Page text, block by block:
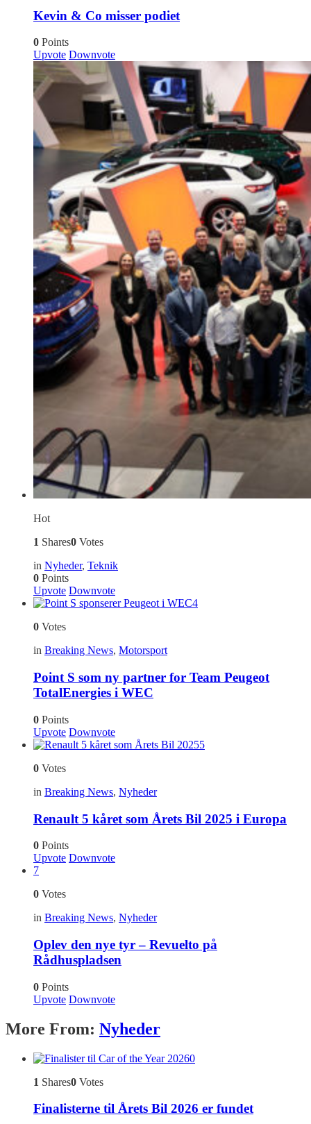
Kevin & Co misser podiet
0 Points
Upvote Downvote
Hot
1 Shares0 Votes
in Nyheder, Teknik
0 Points
Upvote Downvote
4
0 Votes
in Breaking News, Motorsport
Point S som ny partner for Team Peugeot
TotalEnergies i WEC
0 Points
Upvote Downvote
5
0 Votes
in Breaking News, Nyheder
Renault 5 kåret som Årets Bil 2025 i Europa
0 Points
Upvote Downvote
7
0 Votes
in Breaking News, Nyheder
Oplev den nye tyr – Revuelto på
Rådhuspladsen
0 Points
Upvote Downvote
More From: Nyheder
0
1 Shares0 Votes
Finalisterne til Årets Bil 2026 er fundet